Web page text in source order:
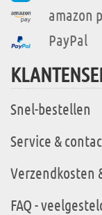
amazon
PayPal
Snel-bestellen
Service &
Verzendkosten
FAQ -